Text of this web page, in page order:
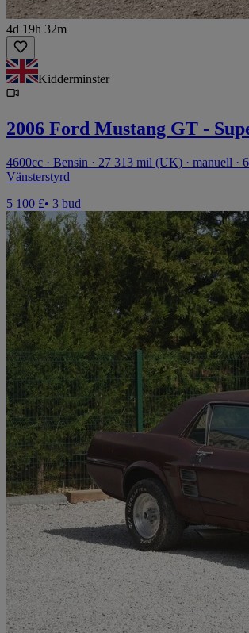
4d 19h 32m
Kidderminster
2006 Ford Mustang GT -
4600cc · Bensin · 27 313 mil (UK) · manuell ·
Vänsterstyrd
5 100 £• 3 bud